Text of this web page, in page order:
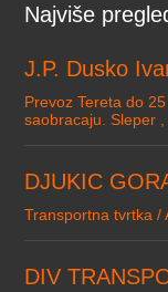
Najviše
J.P. Dusko
Prevoz Tereta do
saobracaju. Sleper ,
DJUKIC
Transportna tvrtka /
DIV